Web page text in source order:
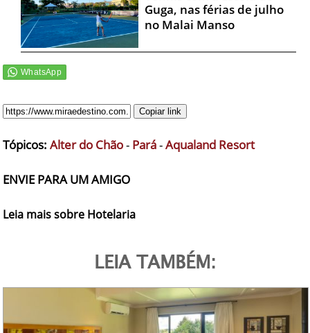
Guga, nas férias de julho
no Malai Manso
Copiar link
Tópicos: Alter do Chão- Pará-Aqualand Resort
ENVIE PARA UM AMIGO
Leia mais sobre Hotelaria
LEIA TAMBÉM: